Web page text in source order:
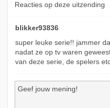
Reacties op deze uitzending
blikker93836
super leuke serie!! jammer
nadat ze op tv waren
van deze serie, de spelers